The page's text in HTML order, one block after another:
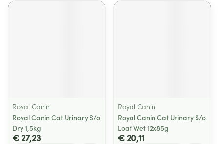
Royal Canin
Royal Canin Cat Urinary S/o
Dry 1,5kg
€ 27,23
Royal Canin
Royal Canin Cat Urinary S/o
Loaf Wet 12x85g
€ 20,11